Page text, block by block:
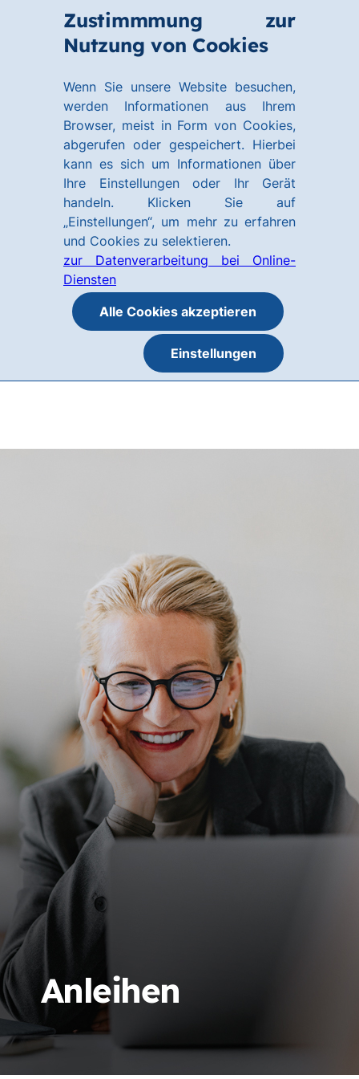
Zustimmmung zur
Nutzung von Cookies
Wenn Sie unsere Website besuchen,
werden Informationen aus Ihrem
Browser, meist in Form von Cookies,
abgerufen oder gespeichert. Hierbei
kann es sich um Informationen über
Ihre Einstellungen oder Ihr Gerät
handeln. Klicken Sie auf
„Einstellungen“, um mehr zu erfahren
und Cookies zu selektieren.
zur Datenverarbeitung bei Online-
Diensten
Alle Cookies akzeptieren
Einstellungen
Hauptinhalt
Anleihen